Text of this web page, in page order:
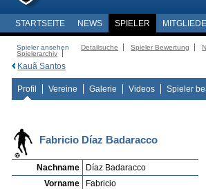
STARTSEITE NEWS SPIELER
Spieler ansehen Detailsuche Spieler Bewertung
Spielerarchiv
Kauã Santos
Profil Vereine Galerie Videos Spieler
Fabricio Díaz Badaracco
Nachname
Díaz Badaracco
Vorname
Fabricio